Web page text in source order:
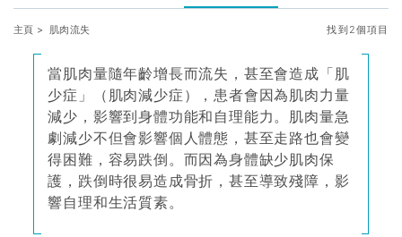
主頁 > 肌肉流失 找到2個項目
當肌肉量隨年齡增長而流失，甚至會造成「肌
少症」（肌肉減少症），患者會因為肌肉力量
減少，影響到身體功能和自理能力。肌肉量急
劇減少不但會影響個人體態，甚至走路也會變
得困難，容易跌倒。而因為身體缺少肌肉保
護，跌倒時很易造成骨折，甚至導致殘障，影
響自理和生活質素。